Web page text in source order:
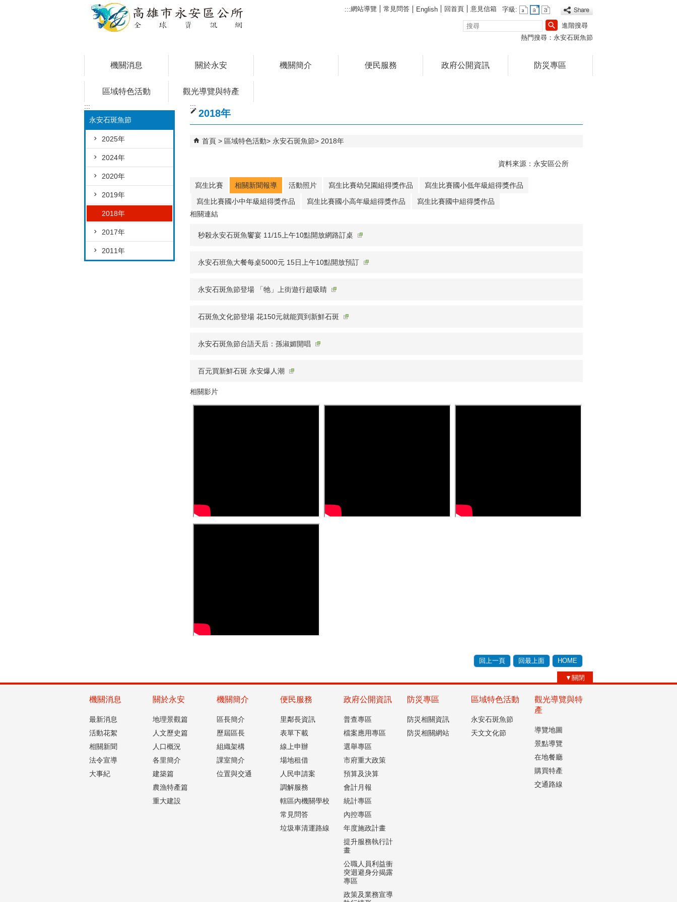
:::網站導覽 常見問答 English 回首頁 意見信箱
字級:
搜
尋
進階搜尋
熱門搜尋： 永安石斑魚節
機關消息 關於永安 機關簡介 便民服務 政府公開資訊 防災專區
區域特色活動 觀光導覽與特產
:::
永安石斑魚節
2025年
2024年
2020年
2019年
2018年
2017年
2011年
:::
2018年
首頁 區域特色活動 永安石斑魚節 2018年
資料來源：永安區公所
寫生比賽 相關新聞報導 活動照片 寫生比賽幼兒園組得獎作品
寫生比賽國小低年級組得獎作品
寫生比賽國小中年級組得獎作品
寫生比賽國小高年級組得獎作品
寫生比賽國中組得獎作品
相關連結
秒殺永安石斑魚饗宴 11/15上午10點開放網路訂桌
永安石班魚大餐每桌5000元 15日上午10點開放預訂
永安石斑魚節登場 「牠」上街遊行超吸睛
石斑魚文化節登場 花150元就能買到新鮮石斑
永安石斑魚節台語天后：孫淑媚開唱
百元買新鮮石斑 永安爆人潮
相關影片
回上一頁 回最上面 HOME
▼關閉
機關消息
最新消息
活動花絮
相關新聞
法令宣導
大事紀
關於永安
地理景觀篇
人文歷史篇
人口概況
各里簡介
建築篇
農漁特產篇
重大建設
機關簡介
區長簡介
歷屆區長
組織架構
課室簡介
位置與交通
便民服務
里鄰長資訊
表單下載
線上申辦
場地租借
人民申請案
調解服務
轄區內機關學校
常見問答
垃圾車清運路線
政府公開資訊
普查專區
檔案應用專區
選舉專區
市府重大政策
預算及決算
會計月報
統計專區
內控專區
年度施政計畫
提升服務執行計
畫
公職人員利益衝
突迴避身分揭露
專區
政策及業務宣導
防災專區
防災相關資訊
防災相關網站
區域特色活動
永安石斑魚節
天文文化節
觀光導覽與特
產
導覽地圖
景點導覽
在地餐廳
購買特產
交通路線